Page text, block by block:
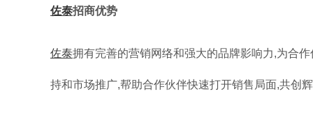
佐泰招商优势
佐泰拥有完善的营销网络和强大的品牌影响力,为合
持和市场推广,帮助合作伙伴快速打开销售局面,共创